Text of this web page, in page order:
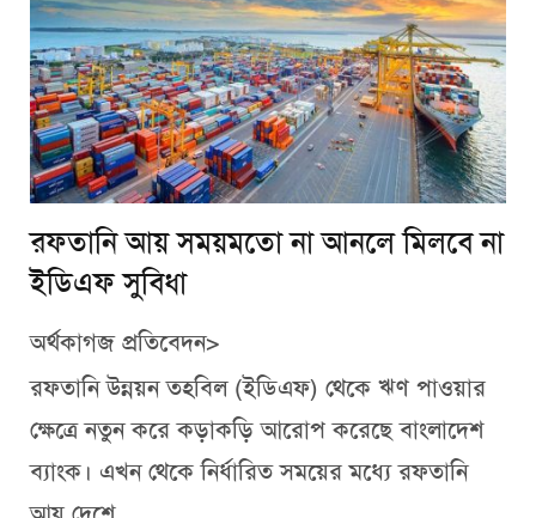
রফতানি আয় সময়মতো না আনলে মিলবে না
ইডিএফ সুবিধা
অর্থকাগজ প্রতিবেদন>
রফতানি উন্নয়ন তহবিল (ইডিএফ) থেকে ঋণ পাওয়ার
ক্ষেত্রে নতুন করে কড়াকড়ি আরোপ করেছে বাংলাদেশ
ব্যাংক। এখন থেকে নির্ধারিত সময়ের মধ্যে রফতানি